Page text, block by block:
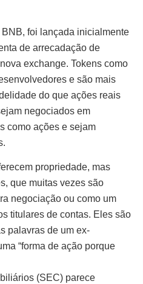
foi lançada inicialmente
de arrecadação de
exchange. Tokens como
e são mais
do que ações reais
negociados em
como ações e sejam
propriedade, mas
que muitas vezes são
negociação ou como um
titulares de contas. Eles são
palavras de um ex-
“forma de ação porque
(SEC) parece